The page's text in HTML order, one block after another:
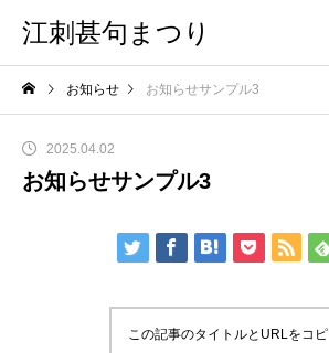
江刺甚句まつり
お知らせ お知らせサンプル3
お知らせサンプル3
2025.04.02
この記事のタイトルとURLをコ